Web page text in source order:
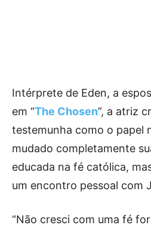
Intérprete de Eden, a
em “The Chosen”, a atriz
testemunha como o papel
mudado completamente
educada na fé católica,
um encontro pessoal com
“Não cresci com uma fé